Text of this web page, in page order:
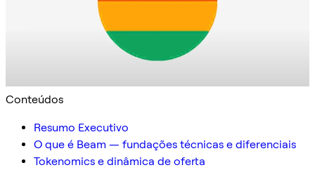
Conteúdos
Resumo Executivo
O que é Beam — fundações técnicas e diferenciais
Tokenomics e dinâmica de oferta